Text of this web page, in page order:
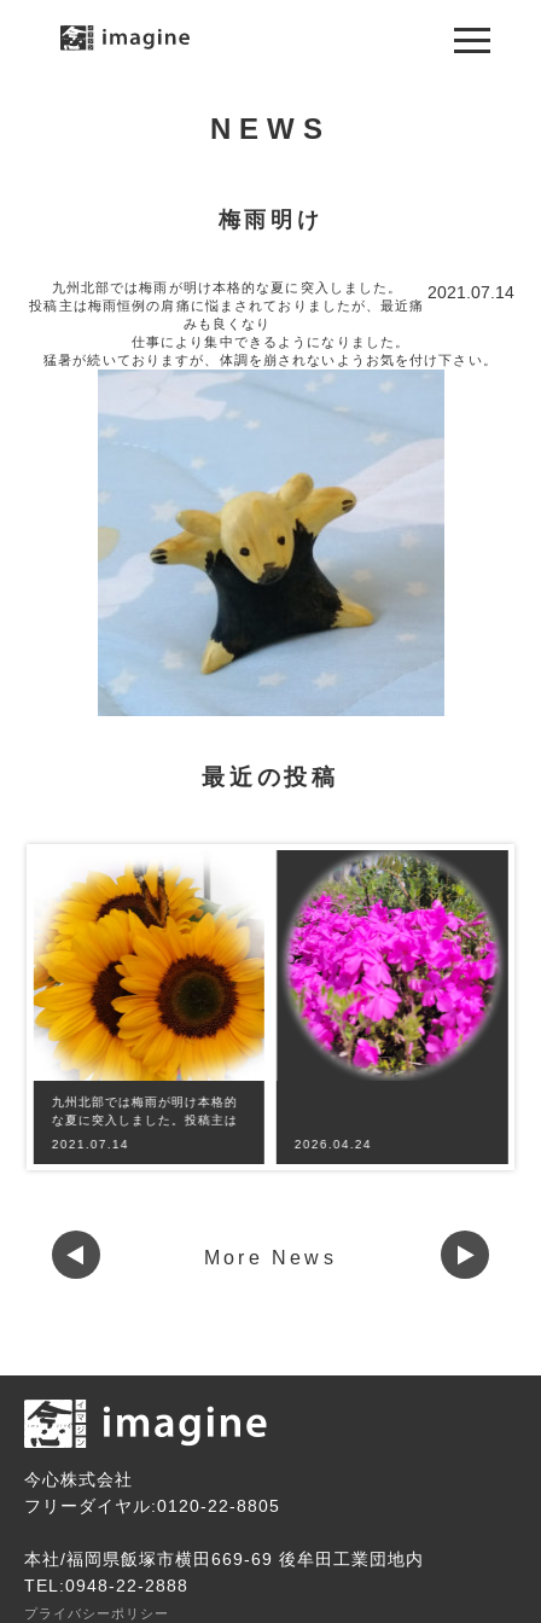
NEWS
梅雨明け
2021.07.14
九州北部では梅雨が明け本格的な夏に突入しました。
投稿主は梅雨恒例の肩痛に悩まされておりましたが、最近痛
みも良くなり
仕事により集中できるようになりました。
猛暑が続いておりますが、体調を崩されないようお気を付け下さい。
最近の投稿
九州北部では梅雨が明け本格的
な夏に突入しました。投稿主は
梅雨恒例の肩痛に悩まされてお
2021.07.14 2026.04.24
More News
今心株式会社
フリーダイヤル:0120-22-8805
本社/福岡県飯塚市横田669-69 後牟田工業団地内
TEL:0948-22-2888
プライバシーポリシー